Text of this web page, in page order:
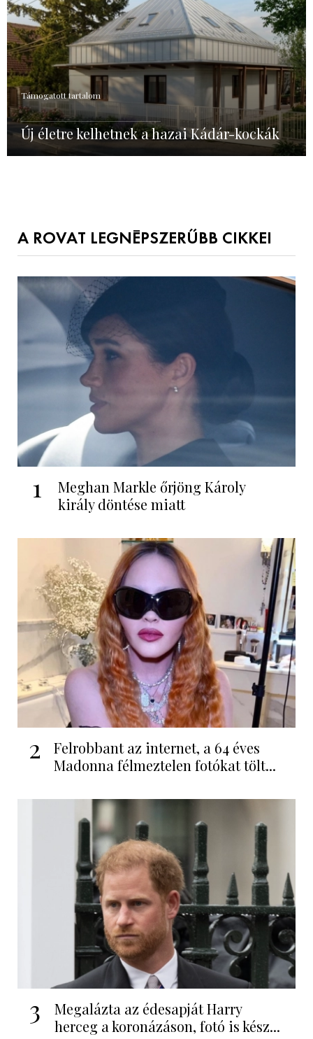
Támogatott tartalom
Új életre kelhetnek a hazai Kádár-kockák
A ROVAT LEGNÉPSZERŰBB CIKKEI
1
Meghan Markle őrjöng Károly
király döntése miatt
2
Felrobbant az internet, a 64 éves
Madonna félmeztelen fotókat tölt...
3
Megalázta az édesapját Harry
herceg a koronázáson, fotó is kész...